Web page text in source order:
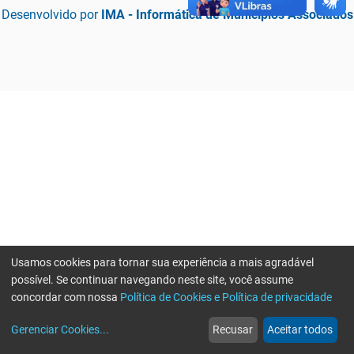
Desenvolvido por IMA - Informática de Municípios Associados
web
Notícias
more_horiz
Mais
Usamos cookies para tornar sua experiência a mais agradável
possível. Se continuar navegando neste site, você assume
concordar com nossa Política de Cookies e Política de privacidade
Gerenciar Cookies... Recusar Aceitar todos
Erro ao enviar informações, por favor tente novamente